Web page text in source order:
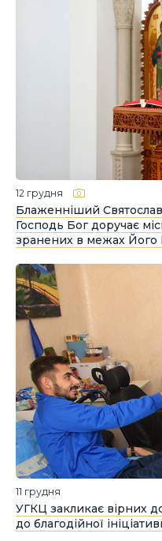
12 грудня
Блаженніший
Господь Бог доручає
зранених в межах Його
11 грудня
УГКЦ закликає вірних
до благодійної